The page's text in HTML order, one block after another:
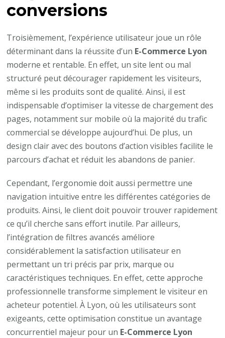
conversions
Troisièmement, l’expérience utilisateur joue un rôle
déterminant dans la réussite d’un E-Commerce Lyon
moderne et rentable. En effet, un site lent ou mal
structuré peut décourager rapidement les visiteurs,
même si les produits sont de qualité. Ainsi, il est
indispensable d’optimiser la vitesse de chargement des
pages, notamment sur mobile où la majorité du trafic
commercial se développe aujourd’hui. De plus, un
design clair avec des boutons d’action visibles facilite le
parcours d’achat et réduit les abandons de panier.
Cependant, l’ergonomie doit aussi permettre une
navigation intuitive entre les différentes catégories de
produits. Ainsi, le client doit pouvoir trouver rapidement
ce qu’il cherche sans effort inutile. Par ailleurs,
l’intégration de filtres avancés améliore
considérablement la satisfaction utilisateur en
permettant un tri précis par prix, marque ou
caractéristiques techniques. En effet, cette approche
professionnelle transforme simplement le visiteur en
acheteur potentiel. À Lyon, où les utilisateurs sont
exigeants, cette optimisation constitue un avantage
concurrentiel majeur pour un E-Commerce Lyon